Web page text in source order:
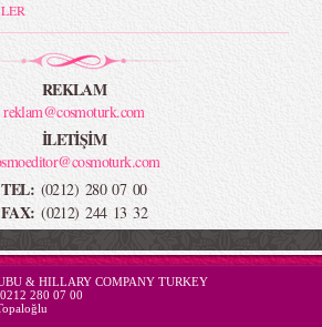
REKLAM
reklam@cosmoturk.com
İLETİŞİM
TEL: (0212) 280 07 00
FAX: (0212) 244 13 32
& HILLARY COMPANY TURKEY
0212 280 07 00